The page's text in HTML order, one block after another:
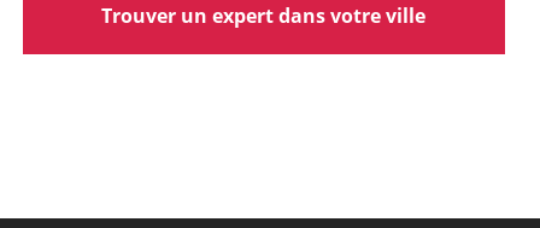
Trouver un expert dans votre ville